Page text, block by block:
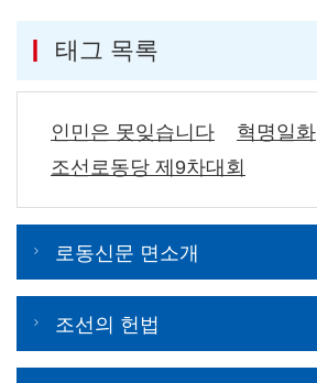
태그 목록
인민은 못잊습니다
혁명일화
조선로동당 제9차대회
로동신문 면소개
조선의 헌법